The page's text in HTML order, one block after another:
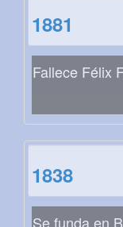
1881
Fallece Félix
1838
Se funda en